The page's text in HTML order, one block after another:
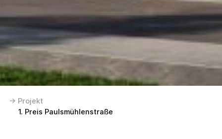
→ Projekt
1. Preis Paulsmühlenstraße